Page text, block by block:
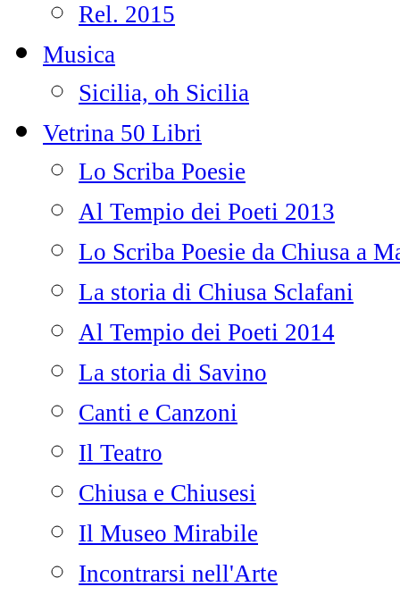
Rel. 2015
Musica
Sicilia, oh Sicilia
Vetrina 50 Libri
Lo Scriba Poesie
Al Tempio dei Poeti 2013
Lo Scriba Poesie da Chiusa a
La storia di Chiusa Sclafani
Al Tempio dei Poeti 2014
La storia di Savino
Canti e Canzoni
Il Teatro
Chiusa e Chiusesi
Il Museo Mirabile
Incontrarsi nell'Arte